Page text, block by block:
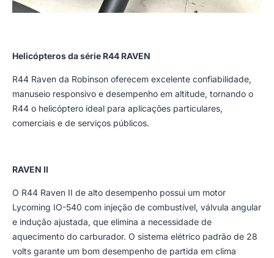
Helicópteros da série R44 RAVEN
R44 Raven da Robinson oferecem excelente confiabilidade,
manuseio responsivo e desempenho em altitude, tornando o
R44 o helicóptero ideal para aplicações particulares,
comerciais e de serviços públicos.
RAVEN II
O R44 Raven II de alto desempenho possui um motor
Lycoming IO-540 com injeção de combustível, válvula angular
e indução ajustada, que elimina a necessidade de
aquecimento do carburador. O sistema elétrico padrão de 28
volts garante um bom desempenho de partida em clima